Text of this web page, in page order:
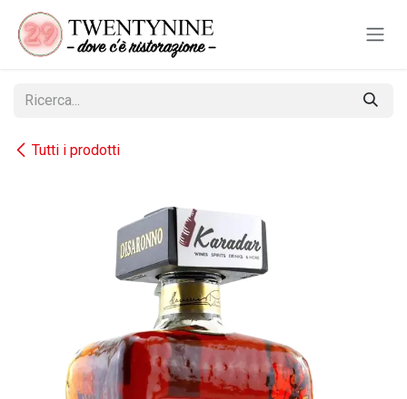
Passa al contenuto
Tutti i prodotti